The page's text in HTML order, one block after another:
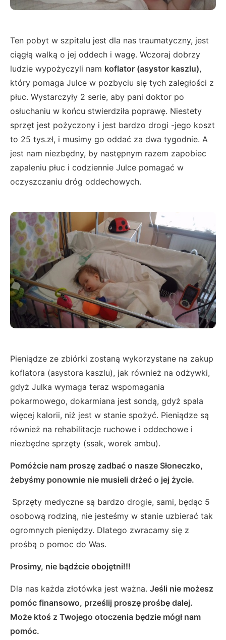
Ten pobyt w szpitalu jest dla nas traumatyczny, jest
ciągłą walką o jej oddech i wagę. Wczoraj dobrzy
ludzie wypożyczyli nam koflator (asystor kaszlu),
który pomaga Julce w pozbyciu się tych zaległości z
płuc. Wystarczyły 2 serie, aby pani doktor po
osłuchaniu w końcu stwierdziła poprawę. Niestety
sprzęt jest pożyczony i jest bardzo drogi -jego koszt
to 25 tys.zł, i musimy go oddać za dwa tygodnie. A
jest nam niezbędny, by następnym razem zapobiec
zapaleniu płuc i codziennie Julce pomagać w
oczyszczaniu dróg oddechowych.
Pieniądze ze zbiórki zostaną wykorzystane na zakup
koflatora (asystora kaszlu), jak również na odżywki,
gdyż Julka wymaga teraz wspomagania
pokarmowego, dokarmiana jest sondą, gdyż spala
więcej kalorii, niż jest w stanie spożyć. Pieniądze są
również na rehabilitacje ruchowe i oddechowe i
niezbędne sprzęty (ssak, worek ambu).
Pomóżcie nam proszę zadbać o nasze Słoneczko,
żebyśmy ponownie nie musieli drżeć o jej życie.
Sprzęty medyczne są bardzo drogie, sami, będąc 5
osobową rodziną, nie jesteśmy w stanie uzbierać tak
ogromnych pieniędzy. Dlatego zwracamy się z
prośbą o pomoc do Was.
Prosimy, nie bądźcie obojętni!!!
Dla nas każda złotówka jest ważna. Jeśli nie możesz
pomóc finansowo, prześlij proszę prośbę dalej.
Może ktoś z Twojego otoczenia będzie mógł nam
pomóc.